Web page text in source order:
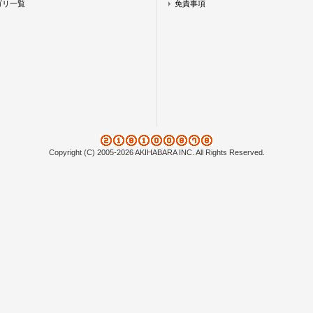
リ一覧 免責事項
Copyright (C) 2005-2026 AKIHABARA INC. All Rights Reserved.